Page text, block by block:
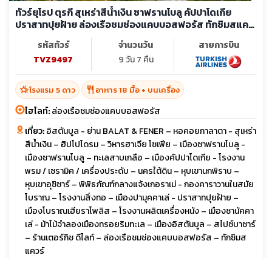
ทัวร์ยุโรป ตุรกี สุเหร่าสีน้ำเงิน ซาฟรานโบลู คัปปาโดเกีย
ปราสาทปุยฝ้าย ล่องเรือชมช่องแคบบอสฟอรัส ทักซิมสแคว
รหัสทัวร์
TVZ9497
จำนวนวัน
9 วัน 7 คืน
สายการบิน
hotel_classโรงแรม 5 ดาว restaurant อาหาร 18 มื้อ + บนเครื่อง
ไฮไลท์:ล่องเรือชมช่องแคบบอสฟอรัส
เที่ยว:อิสตันบูล - ย่าน BALAT & FENER – หอคอยกาลาตา - สุเหร่า
สีน้ำเงิน – ฮิปโปโดรม – วิหารฮาเจีย โซเฟีย – เมืองซาฟรานโบลู -
เมืองซาฟรานโบลู – ทะเลสาบเกลือ – เมืองคัปปาโดเกีย - โรงงาน
พรม / เซรามิค / เครื่องประดับ – นครใต้ดิน – หุบเขานกพิราบ –
หุบเขาอุซิซาร์ – พิพิธภัณฑ์กลางแจ้งเกอราเม่ - กองคาราวานในสมัย
โบราณ – โรงงานสิ่งทอ – เมืองปามุคคาเล่ - ปราสาทปุยฝ้าย –
เมืองโบราณเฮียราโพลิส – โรงงานผลิตเครื่องหนัง – เมืองชานัคคา
เล่ - ม้าไม้จำลองเมืองทรอยริมทะเล – เมืองอิสตันบูล – สไปซ์บาซาร์
– ร้านเตอร์กิช ดีไลท์ – ล่องเรือชมช่องแคบบอสฟอรัส – ทักซิมส
แควร์